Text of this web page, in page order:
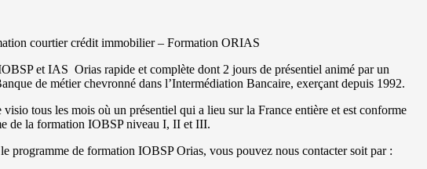
courtier crédit immobilier – Formation ORIAS
et IAS Orias rapide et complète dont 2 jours de présentiel animé par un
de métier chevronné dans l’Intermédiation Bancaire, exerçant depuis 1992.
tous les mois où un présentiel qui a lieu sur la France entière et est conforme
de la formation IOBSP niveau I, II et III.
programme de formation IOBSP Orias, vous pouvez nous contacter soit par :